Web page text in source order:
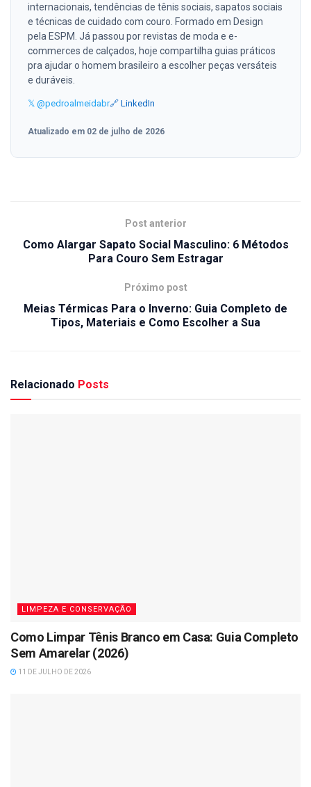
internacionais, tendências de tênis sociais, sapatos sociais
e técnicas de cuidado com couro. Formado em Design
pela ESPM. Já passou por revistas de moda e e-
commerces de calçados, hoje compartilha guias práticos
pra ajudar o homem brasileiro a escolher peças versáteis
e duráveis.
𝕏 @pedroalmeidabr🔗 LinkedIn
Atualizado em 02 de julho de 2026
Post anterior
Como Alargar Sapato Social Masculino: 6 Métodos
Para Couro Sem Estragar
Próximo post
Meias Térmicas Para o Inverno: Guia Completo de
Tipos, Materiais e Como Escolher a Sua
Relacionado Posts
LIMPEZA E CONSERVAÇÃO
Como Limpar Tênis Branco em Casa: Guia Completo
Sem Amarelar (2026)
11 DE JULHO DE 2026